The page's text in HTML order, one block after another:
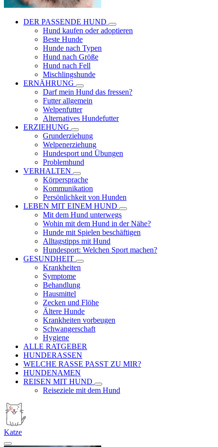
DER PASSENDE HUND
Hund kaufen oder adoptieren
Beste Hunde
Hunde nach Typen
Hund nach Größe
Hund nach Fell
Mischlingshunde
ERNÄHRUNG
Darf mein Hund das fressen?
Futter allgemein
Welpenfutter
Alternatives Hundefutter
ERZIEHUNG
Grunderziehung
Welpenerziehung
Hundesport und Übungen
Problemhund
VERHALTEN
Körpersprache
Kommunikation
Persönlichkeit von Hunden
LEBEN MIT EINEM HUND
Mit dem Hund unterwegs
Wohin mit dem Hund in der Nähe?
Hunde mit Spielen beschäftigen
Alltagstipps mit Hund
Hundesport: Welchen Sport machen?
GESUNDHEIT
Krankheiten
Symptome
Behandlung
Hausmittel
Zecken und Flöhe
Ältere Hunde
Krankheiten vorbeugen
Schwangerschaft
Hygiene
ALLE RATGEBER
HUNDERASSEN
WELCHE RASSE PASST ZU MIR?
HUNDENAMEN
REISEN MIT HUND
Reiseziele mit dem Hund
Katze